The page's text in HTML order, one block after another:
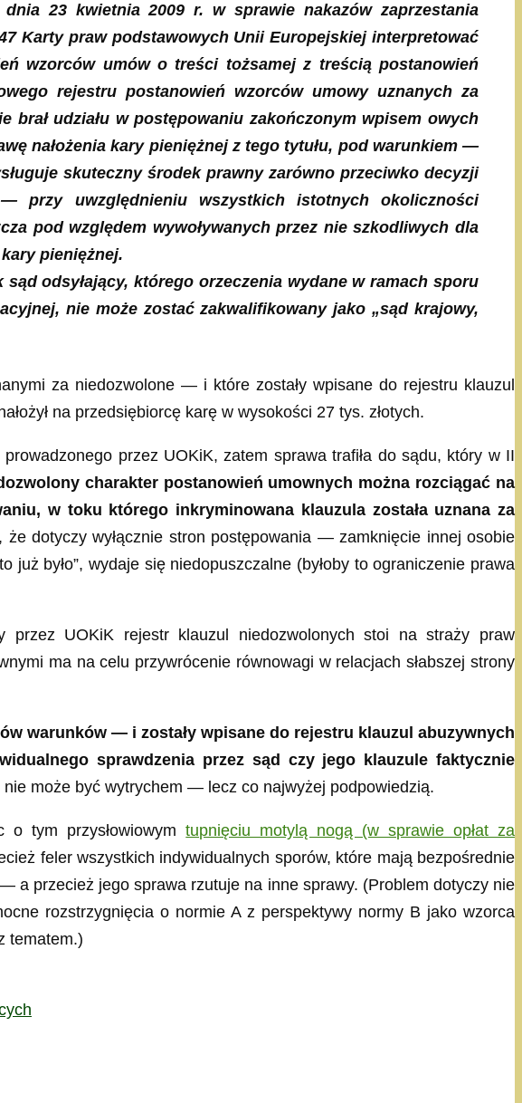
23 kwietnia 2009 r. w sprawie nakazów zaprzestania
Karty praw podstawowych Unii Europejskiej interpretować
wzorców umów o treści tożsamej z treścią postanowień
rejestru postanowień wzorców umowy uznanych za
udziału w postępowaniu zakończonym wpisem owych
nałożenia kary pieniężnej z tego tytułu, pod warunkiem —
skuteczny środek prawny zarówno przeciwko decyzji
przy uwzględnieniu wszystkich istotnych okoliczności
pod względem wywoływanych przez nie szkodliwych dla
pieniężnej.
odsyłający, którego orzeczenia wydane w ramach sporu
nie może zostać zakwalifikowany jako „sąd krajowy,
za niedozwolone — i które zostały wpisane do rejestru klauzul
na przedsiębiorcę karę w wysokości 27 tys. złotych.
przez UOKiK, zatem sprawa trafiła do sądu, który w II
charakter postanowień umownych można rozciągać na
w toku którego inkryminowana klauzula została uznana za
dotyczy wyłącznie stron postępowania — zamknięcie innej osobie
już było”, wydaje się niedopuszczalne (byłoby to ograniczenie prawa
przez UOKiK rejestr klauzul niedozwolonych stoi na straży praw
ma na celu przywrócenie równowagi w relacjach słabszej strony
warunków — i zostały wpisane do rejestru klauzul abuzywnych
sprawdzenia przez sąd czy jego klauzule faktycznie
może być wytrychem — lecz co najwyżej podpowiedzią.
o tym przysłowiowymtupnięciu motylą nogą (w sprawie opłat za
feler wszystkich indywidualnych sporów, które mają bezpośrednie
a przecież jego sprawa rzutuje na inne sprawy. (Problem dotyczy nie
rozstrzygnięcia o normie A z perspektywy normy B jako wzorca
tematem.)